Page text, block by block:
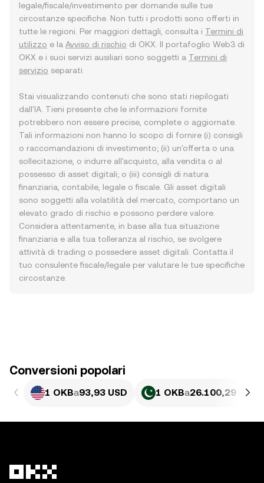
legale/fiscale/investimento per domande sulle tue
circostanze specifiche. Non tutti i prodotti sono offerti in
tutte le regioni. Per maggiori dettagli, consulta i Termini di
utilizzo e la Avviso di rischio di OKX. Il portafoglio Web3 di
OKX e i suoi servizi ausiliari sono soggetti a Termini di
servizio separati.
Stai visualizzando contenuti che sono stati riepilogati
dall'IA. Tieni presente che le informazioni fornite
potrebbero non essere precise, complete o aggiornate.
Tali informazioni non hanno lo scopo di fornire (i) consigli
o raccomandazioni di investimento; (ii) un'offerta o una
sollecitazione, o indurre all'acquisto, alla vendita o al
possesso di asset digitali; o (iii) consigli di natura
finanziaria, contabile, legale o fiscale. Gli asset digitali
sono soggetti alla volatilità del mercato, comportano un
elevato grado di rischio e possono perdere valore.
Considera attentamente, in base alla tua situazione
finanziaria e alla tua tolleranza al rischio, se svolgere
attività di trading o possedere asset digitali. Contatta il
tuo consulente fiscale/legale per valutare le tue specifiche
circostanze.
Conversioni popolari
1 OKBa93,93 USD 1 OKBa26.100,29 PKR